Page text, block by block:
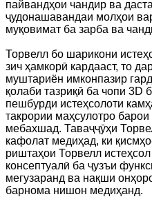
пайвандҳои чандир ва
ҷудонашавандаи молҳои
муқовимат ба зарба ва
Торвелл бо шарикони
зич ҳамкорӣ кардааст, то
муштариён имконпазир
қолаби тазриқӣ ба чопи 3D
пешбурди истеҳсолоти
такрории маҳсулотро
мебахшад. Таваҷҷӯҳи
кафолат медиҳад, ки
риштаҳои Торвелл
консептуалӣ ба ҷузъи
мегузаранд ва нақши
барнома нишон медиҳанд.